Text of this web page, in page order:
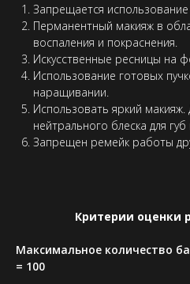
Запрещается
Перманентный макияж в
воспаления и покраснения.
Искусственные ресницы на
Использование готовых
наращивании.
Использовать яркий макияж.
нейтрального блеска для губ
Запрещен ремейк работы
Критерии оценки
Максимальное количество
= 100